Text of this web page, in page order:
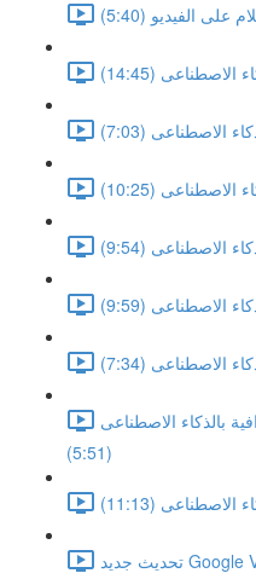
على الفيديو (5:40)
الاصطناعى (14:45)
الاصطناعى (7:03)
(10:25)
الاصطناعى (9:54)
الاصطناعى (9:59)
الاصطناعى (7:34)
بالذكاء الاصطناعى
(5:51)
(11:13)
تحديث جديد Google VEO3 | تصميم فيديو بالذكاء الاصطناعى